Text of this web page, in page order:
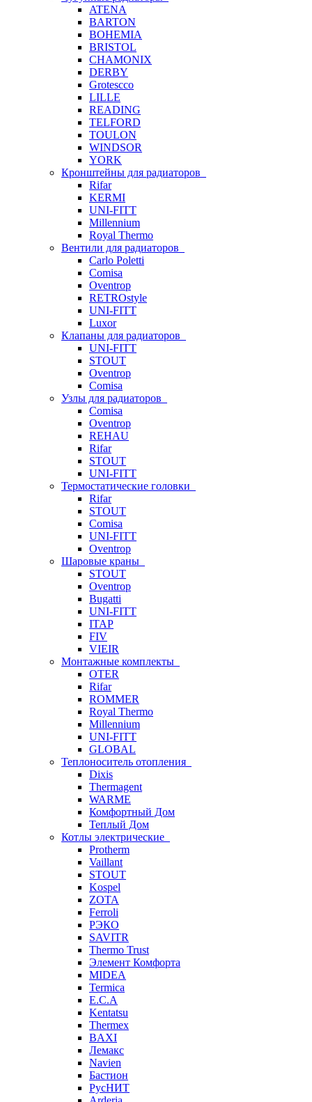
ATENA
BARTON
BOHEMIA
BRISTOL
CHAMONIX
DERBY
Grotescco
LILLE
READING
TELFORD
TOULON
WINDSOR
YORK
Кронштейны для радиаторов
Rifar
KERMI
UNI-FITT
Millennium
Royal Thermo
Вентили для радиаторов
Carlo Poletti
Comisa
Oventrop
RETROstyle
UNI-FITT
Luxor
Клапаны для радиаторов
UNI-FITT
STOUT
Oventrop
Comisa
Узлы для радиаторов
Comisa
Oventrop
REHAU
Rifar
STOUT
UNI-FITT
Термостатические головки
Rifar
STOUT
Comisa
UNI-FITT
Oventrop
Шаровые краны
STOUT
Oventrop
Bugatti
UNI-FITT
ITAP
FIV
VIEIR
Монтажные комплекты
OTER
Rifar
ROMMER
Royal Thermo
Millennium
UNI-FITT
GLOBAL
Теплоноситель отопления
Dixis
Thermagent
WARME
Комфортный Дом
Теплый Дом
Котлы электрические
Protherm
Vaillant
STOUT
Kospel
ZOTA
Ferroli
РЭКО
SAVITR
Thermo Trust
Элемент Комфорта
MIDEA
Termica
E.C.A
Kentatsu
Thermex
BAXI
Лемакс
Navien
Бастион
РусНИТ